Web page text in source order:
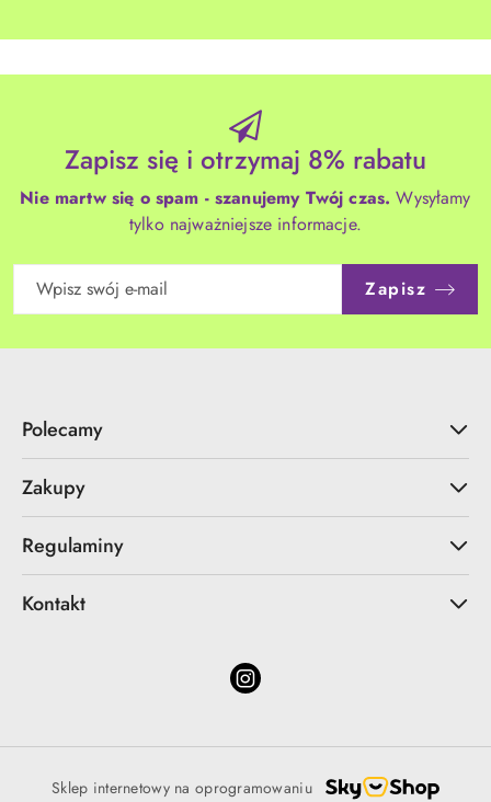
Zapisz się i otrzymaj 8% rabatu
Nie martw się o spam - szanujemy Twój czas. Wysyłamy
tylko najważniejsze informacje.
Zapisz
Polecamy
Zakupy
Regulaminy
Kontakt
Sklep internetowy na oprogramowaniu